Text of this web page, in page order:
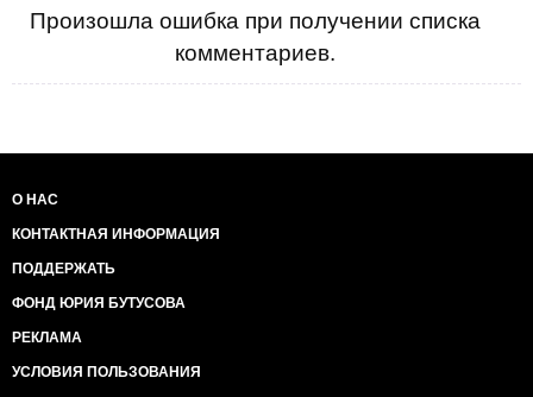
Произошла ошибка при получении списка
комментариев.
О НАС
КОНТАКТНАЯ ИНФОРМАЦИЯ
ПОДДЕРЖАТЬ
ФОНД ЮРИЯ БУТУСОВА
РЕКЛАМА
УСЛОВИЯ ПОЛЬЗОВАНИЯ